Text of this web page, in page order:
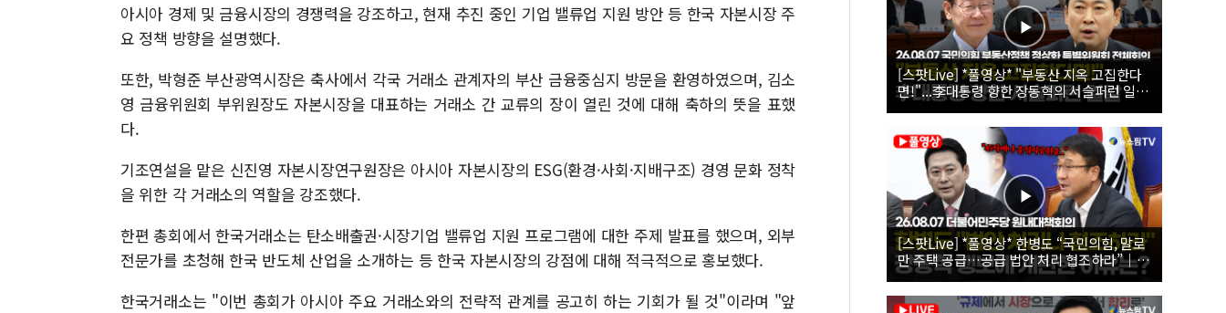
아시아 경제 및 금융시장의 경쟁력을 강조하고, 현재 추진 중인 기업 밸류업 지원 방안 등 한국 자본시장 주
요 정책 방향을 설명했다.
또한, 박형준 부산광역시장은 축사에서 각국 거래소 관계자의 부산 금융중심지 방문을 환영하였으며, 김소
영 금융위원회 부위원장도 자본시장을 대표하는 거래소 간 교류의 장이 열린 것에 대해 축하의 뜻을 표했
다.
기조연설을 맡은 신진영 자본시장연구원장은 아시아 자본시장의 ESG(환경·사회·지배구조) 경영 문화 정착
을 위한 각 거래소의 역할을 강조했다.
한편 총회에서 한국거래소는 탄소배출권·시장기업 밸류업 지원 프로그램에 대한 주제 발표를 했으며, 외부
전문가를 초청해 한국 반도체 산업을 소개하는 등 한국 자본시장의 강점에 대해 적극적으로 홍보했다.
한국거래소는 "이번 총회가 아시아 주요 거래소와의 전략적 관계를 공고히 하는 기회가 될 것"이라며 "앞
[스팟Live] *풀영상* "부동산 지옥 고집한다
면!"...李대통령 향한 장동혁의 서슬퍼런 일갈
| 26.08.07 국민의힘 부동산정책 정상화 특별
위원회 전체회의
[스팟Live] *풀영상* 한병도 “국민의힘, 말로
만 주택 공급…공급 법안 처리 협조하라”｜
26.08.07 더불어민주당 원내대책회의